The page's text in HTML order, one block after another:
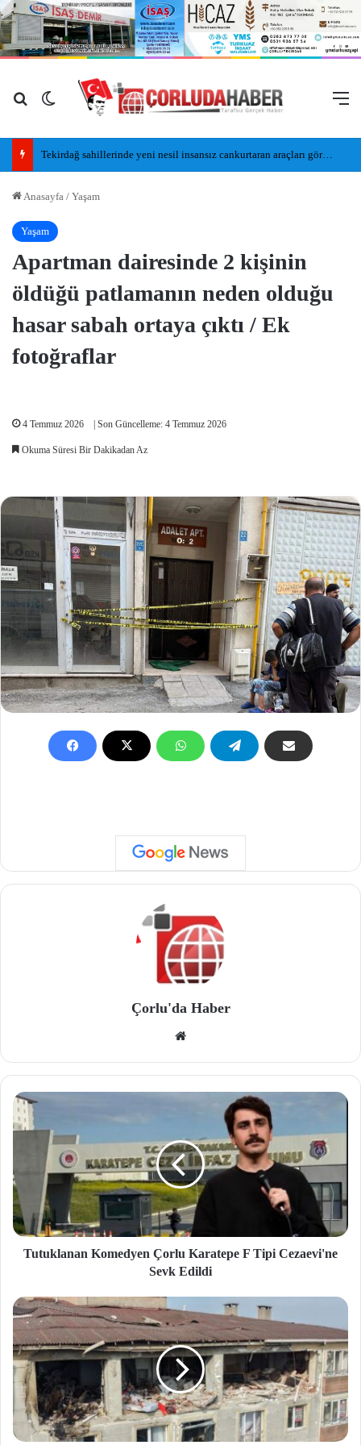
Arama yap ...
Dış görünümü değiştir
Tekirdağ sahillerinde yeni nesil insansız cankurtaran araçları görevde
Anasayfa / Yaşam
Yaşam
Apartman dairesinde 2 kişinin
öldüğü patlamanın neden olduğu
hasar sabah ortaya çıktı / Ek
fotoğraflar
4 Temmuz 2026 | Son Güncelleme: 4 Temmuz 2026
Okuma Süresi Bir Dakikadan Az
Çorlu'da Haber
site
si
Tutuklanan Komedyen Çorlu Karatepe F Tipi Cezaevi'ne
Sevk Edildi